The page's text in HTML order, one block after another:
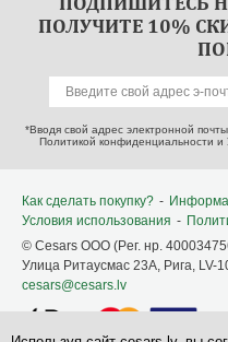
ПОЛУЧИТЕ 10%
*Вводя свой адрес электронной
Политикой конфиденциальности и
Как сделать покупку? -
Условия использования -
© Cesars OOO (Pег. нр.
Улица Ритаусмас 23A, Рига, LV-
cesars@cesars.lv